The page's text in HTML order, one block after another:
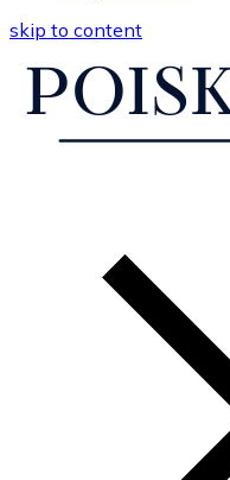
skip to content